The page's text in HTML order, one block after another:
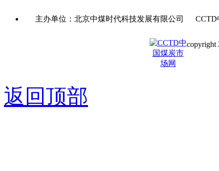
主办单位：北京中煤时代科技发展有限公司
copyright
返回顶部